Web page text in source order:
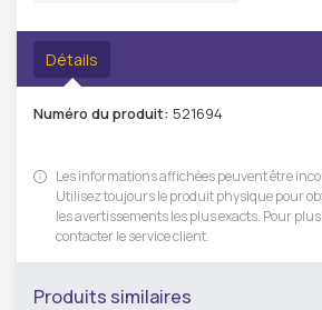
Détails
Numéro du produit: 521694
Les informations affichées peuvent être
Utilisez toujours le produit physique pour
les avertissements les plus exacts. Pour
contacter le service client.
Produits similaires